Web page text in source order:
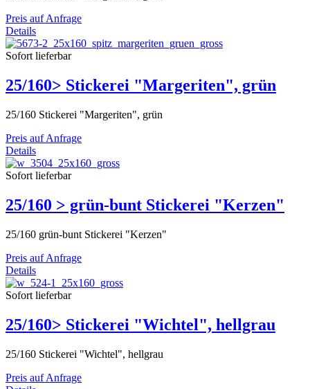
Preis auf Anfrage
Details
Sofort lieferbar
25/160> Stickerei "Margeriten", grün
25/160 Stickerei "Margeriten", grün
Preis auf Anfrage
Details
Sofort lieferbar
25/160 > grün-bunt Stickerei "Kerzen"
25/160 grün-bunt Stickerei "Kerzen"
Preis auf Anfrage
Details
Sofort lieferbar
25/160> Stickerei "Wichtel", hellgrau
25/160 Stickerei "Wichtel", hellgrau
Preis auf Anfrage